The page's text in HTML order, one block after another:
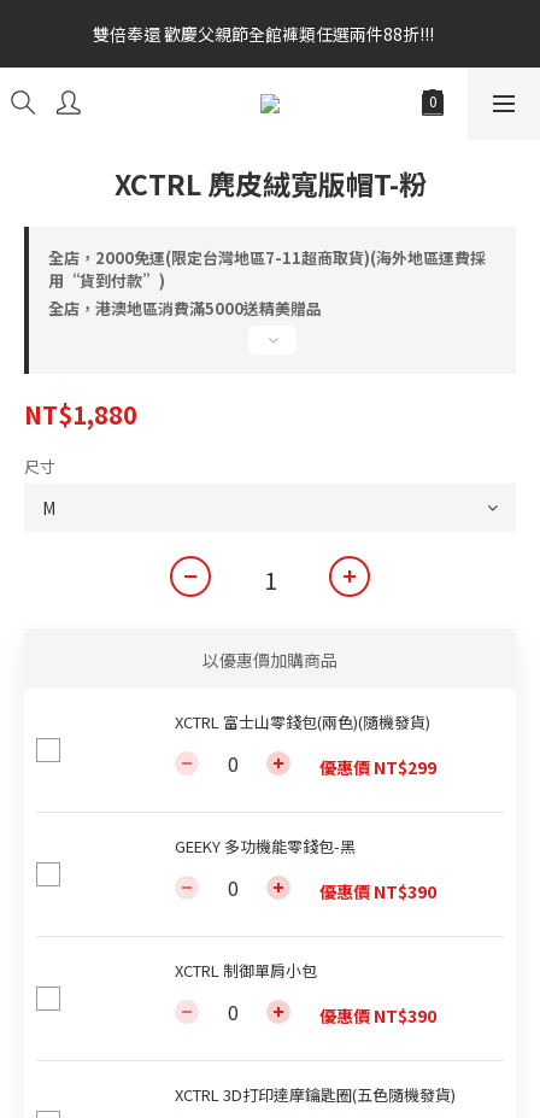
雙倍奉還 歡慶父親節全館褲類任選兩件88折!!!
雙倍奉還 歡慶父親節全館褲類任選兩件88折!!!
全館消費滿額$1680贈3D好野貓公仔(絲綢鐵黑) 滿額$2499贈達摩
金幣 送完為止!  滿$3000再贈現金卷$300元
雙倍奉還 歡慶父親節全館褲類任選兩件88折!!!
XCTRL 麂皮絨寬版帽T-粉
全店，2000免運(限定台灣地區7-11超商取貨)(海外地區運費採
用“貨到付款”)
全店，港澳地區消費滿5000送精美贈品
NT$1,880
尺寸
以優惠價加購商品
XCTRL 富士山零錢包(兩色)(隨機發貨)
優惠價 NT$299
GEEKY 多功機能零錢包-黑
優惠價 NT$390
XCTRL 制御單肩小包
優惠價 NT$390
XCTRL 3D打印達摩鑰匙圈(五色隨機發貨)